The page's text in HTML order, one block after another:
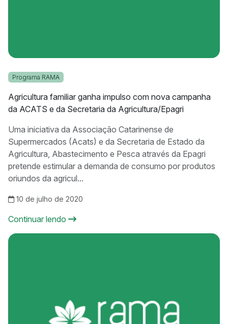
Programa RAMA
Agricultura familiar ganha impulso com nova campanha
da ACATS e da Secretaria da Agricultura/Epagri
Uma iniciativa da Associação Catarinense de
Supermercados (Acats) e da Secretaria de Estado da
Agricultura, Abastecimento e Pesca através da Epagri
pretende estimular a demanda de consumo por produtos
oriundos da agricul...
10 de julho de 2020
Continuar lendo